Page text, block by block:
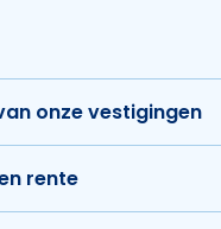
onze vestigingen
rente